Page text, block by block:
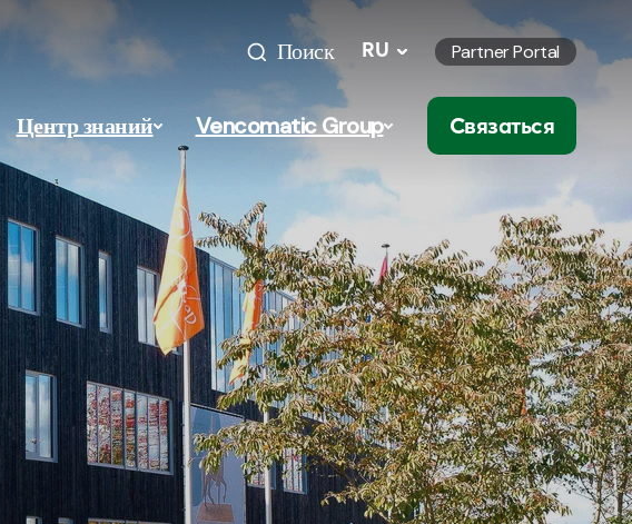
Поиск RU Partner Portal
Центр знаний Vencomatic Group Связаться